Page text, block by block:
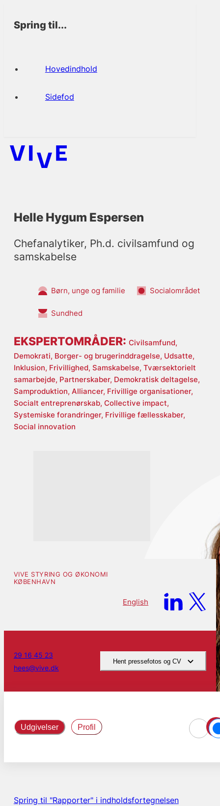
Spring til...
Hovedindhold
Sidefod
Helle Hygum Espersen
Chefanalytiker, Ph.d. civilsamfund og
samskabelse
Børn, unge og familie Socialområdet
Sundhed
EKSPERTOMRÅDER: Civilsamfund,
Demokrati, Borger- og brugerinddragelse, Udsatte,
Inklusion, Frivillighed, Samskabelse, Tværsektorielt
samarbejde, Partnerskaber, Demokratisk deltagelse,
Samproduktion, Alliancer, Frivillige organisationer,
Socialt entreprenørskab, Collective impact,
Systemiske forandringer, Frivillige fællesskaber,
Social innovation
VIVE STYRING OG ØKONOMI
KØBENHAVN
English
29 16 45 23
hees@vive.dk
Hent pressefotos og CV
Udgivelser Profil
Spring til "Rapporter" i indholdsfortegnelsen